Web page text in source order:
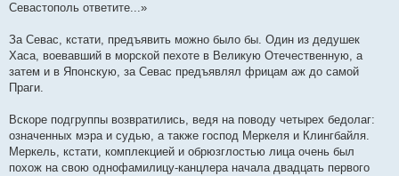
Севастополь ответите...»
За Севас, кстати, предъявить можно было бы. Один из дедушек
Хаса, воевавший в морской пехоте в Великую Отечественную, а
затем и в Японскую, за Севас предъявлял фрицам аж до самой
Праги.
Вскоре подгруппы возвратились, ведя на поводу четырех бедолаг:
означенных мэра и судью, а также господ Меркеля и Клингбайля.
Меркель, кстати, комплекцией и обрюзглостью лица очень был
похож на свою однофамилицу-канцлера начала двадцать первого